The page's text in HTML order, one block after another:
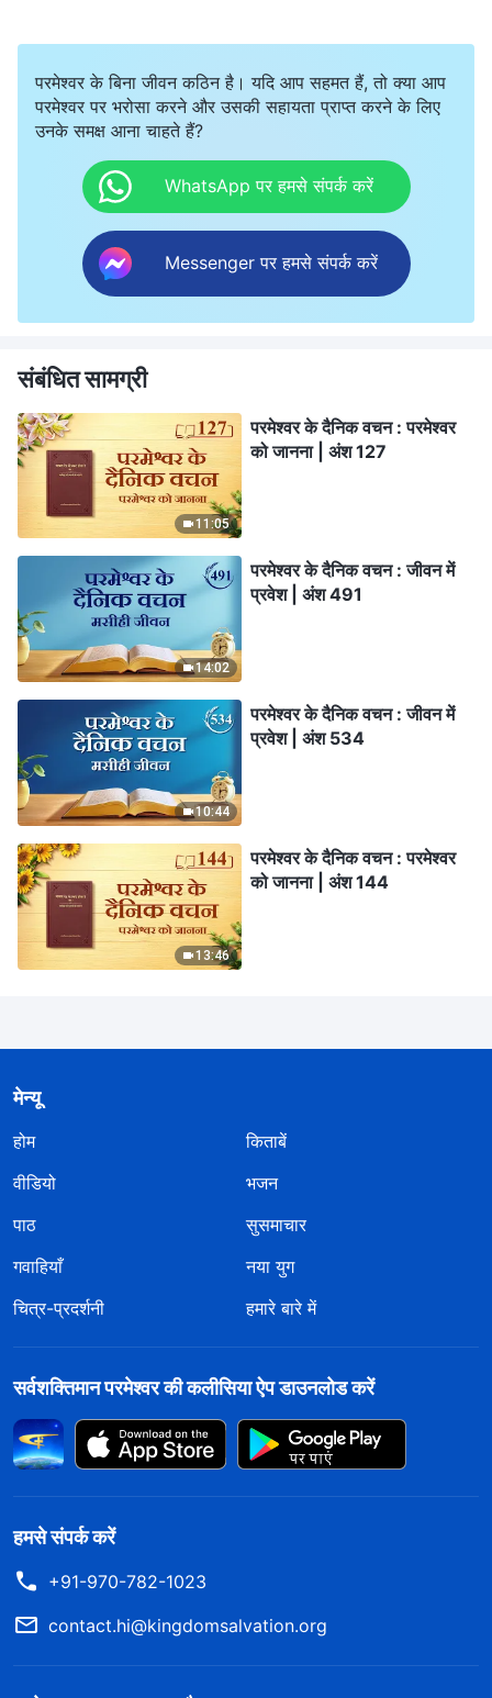
परमेश्वर के बिना जीवन कठिन है। यदि आप सहमत हैं, तो क्या आप
परमेश्वर पर भरोसा करने और उसकी सहायता प्राप्त करने के लिए
उनके समक्ष आना चाहते हैं?
WhatsApp पर हमसे संपर्क करें
Messenger पर हमसे संपर्क करें
संबंधित सामग्री
11:05
परमेश्वर के दैनिक वचन : परमेश्वर
को जानना | अंश 127
14:02
परमेश्वर के दैनिक वचन : जीवन में
प्रवेश | अंश 491
10:44
परमेश्वर के दैनिक वचन : जीवन में
प्रवेश | अंश 534
13:46
परमेश्वर के दैनिक वचन : परमेश्वर
को जानना | अंश 144
मेन्यू
होम
किताबें
वीडियो
भजन
पाठ
सुसमाचार
गवाहियाँ
नया युग
चित्र-प्रदर्शनी
हमारे बारे में
सर्वशक्तिमान परमेश्वर की कलीसिया ऐप डाउनलोड करें
हमसे संपर्क करें
+91-970-782-1023
contact.hi@kingdomsalvation.org